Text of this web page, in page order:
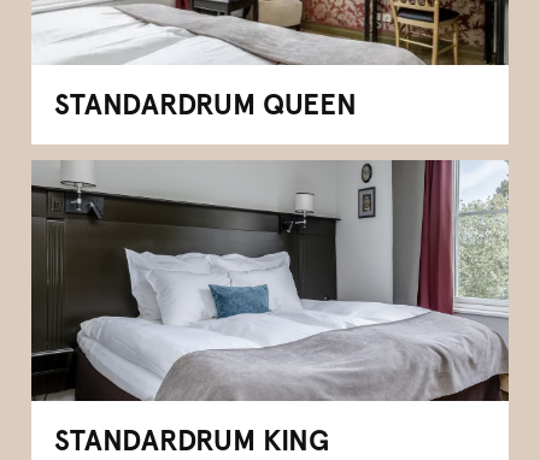
STANDARDRUM QUEEN
STANDARDRUM KING